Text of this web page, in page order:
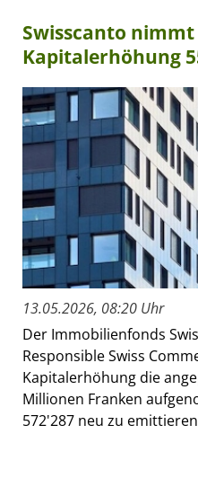
Swisscanto
Kapitalerhöhung
13.05.2026, 08:20 Uhr
Der Immobilienfonds
Responsible Swiss
Kapitalerhöhung die
Millionen Franken
572'287 neu zu